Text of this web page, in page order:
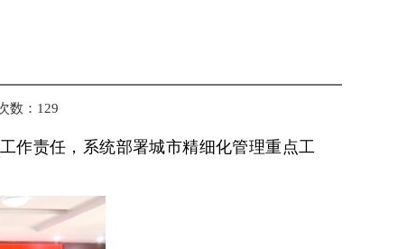
数： 129
作责任，系统部署城市精细化管理重点工